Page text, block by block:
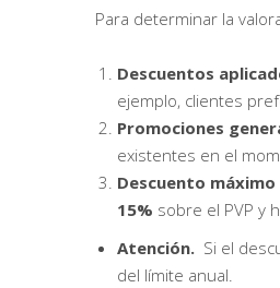
Para determinar la
Descuentos
ejemplo, clientes
Promociones
existentes en el
Descuento
15% sobre el PVP y
Atención. Si el
del límite anual.